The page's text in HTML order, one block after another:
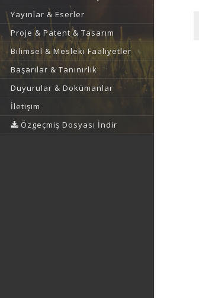
Yayınlar & Eserler
Proje & Patent & Tasarım
Bilimsel & Mesleki Faaliyetler
Başarılar & Tanınırlık
Duyurular & Dokümanlar
İletişim
Özgeçmiş Dosyası İndir